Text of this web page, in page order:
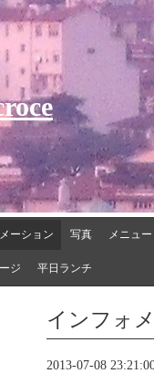
ーション 写真 メニュー
ジ 平日ランチ
インフォ
2013-07-08